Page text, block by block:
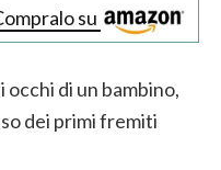
su
di un bambino,
dei primi fremiti